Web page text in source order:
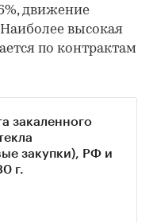
движение
высокая
по контрактам
закаленного
закупки), РФ и
г.